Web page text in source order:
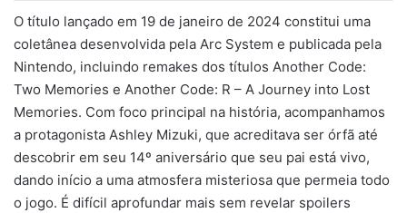
O título lançado em 19 de janeiro de 2024 constitui uma
coletânea desenvolvida pela Arc System e publicada pela
Nintendo, incluindo remakes dos títulos Another Code:
Two Memories e Another Code: R – A Journey into Lost
Memories. Com foco principal na história, acompanhamos
a protagonista Ashley Mizuki, que acreditava ser órfã até
descobrir em seu 14º aniversário que seu pai está vivo,
dando início a uma atmosfera misteriosa que permeia todo
o jogo. É difícil aprofundar mais sem revelar spoilers